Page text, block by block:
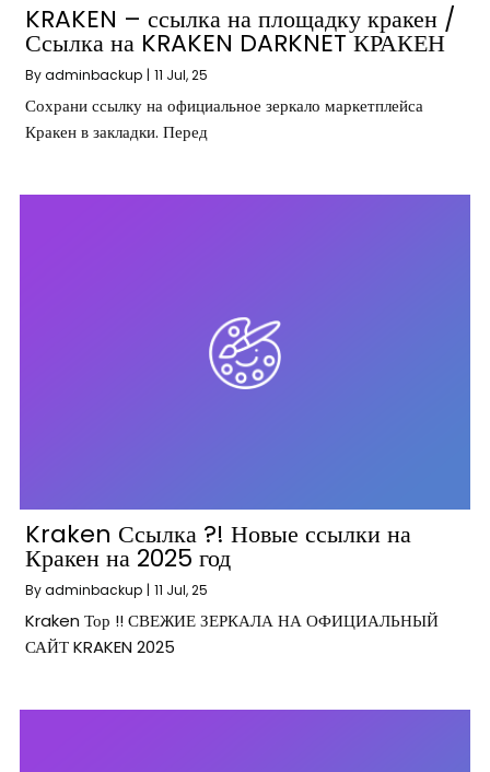
KRAKEN – ссылка на площадку кракен /
Ссылка на KRAKEN DARKNET КРАКЕН
Byadminbackup | 11 Jul, 25
Сохрани ссылку на официальное зеркало маркетплейса
Кракен в закладки. Перед
Kraken Ссылка ?! Новые ссылки на
Кракен на 2025 год
Byadminbackup | 11 Jul, 25
Kraken Тор !! СВЕЖИЕ ЗЕРКАЛА НА ОФИЦИАЛЬНЫЙ
САЙТ KRAKEN 2025